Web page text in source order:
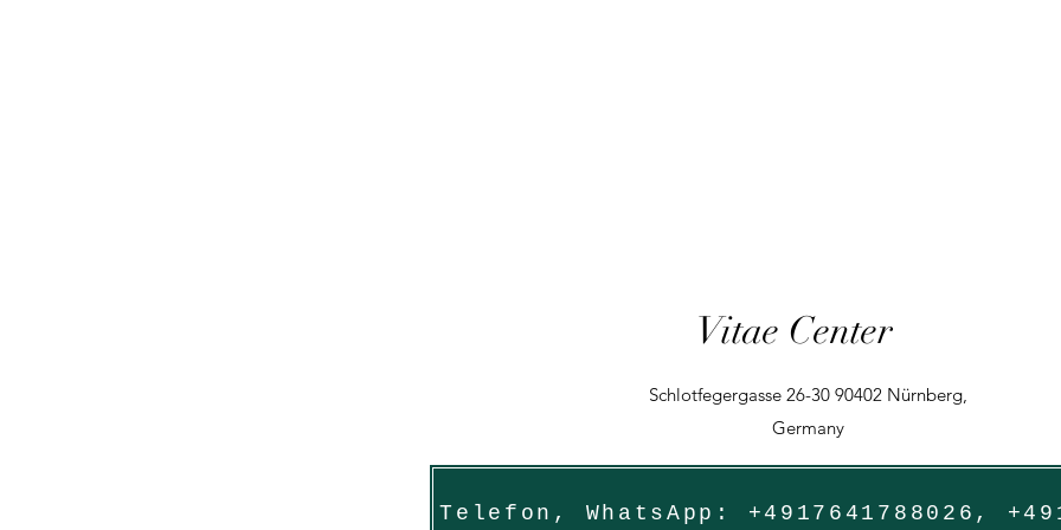
Vitae Center
Schlotfegergasse 26-30 90402 Nürnberg,
Germany
Telefon,